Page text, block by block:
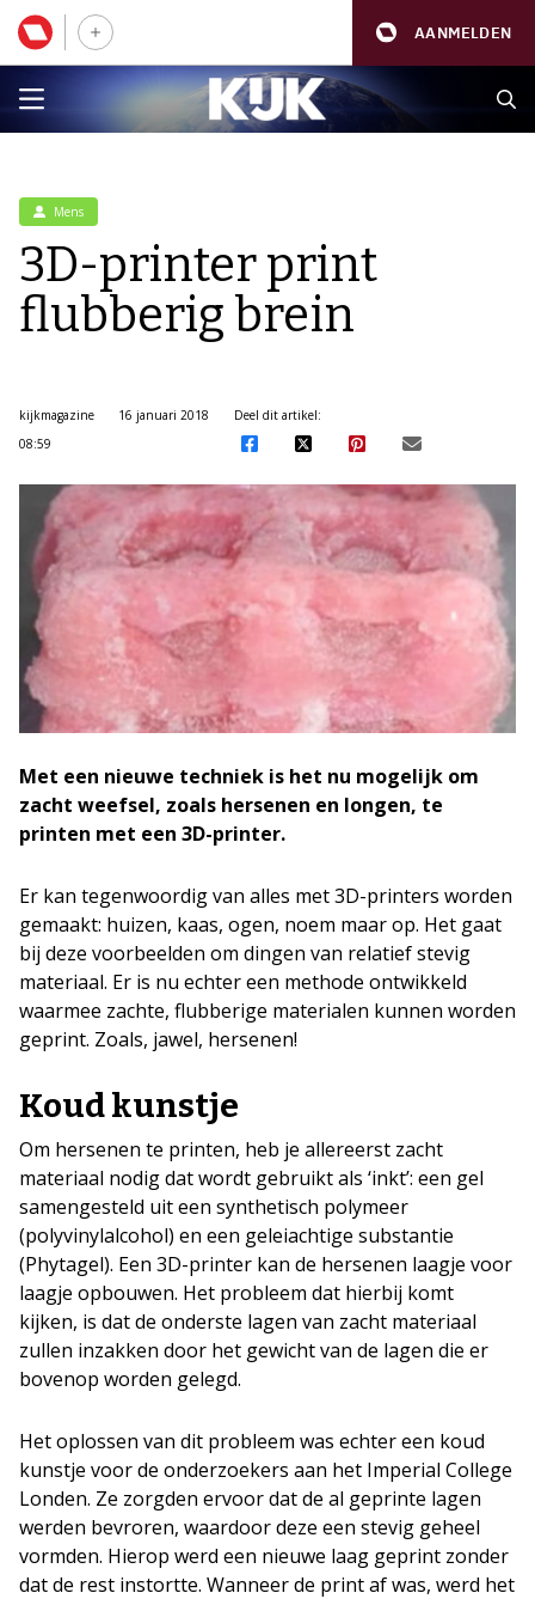
AANMELDEN
Mens
3D-printer print
flubberig brein
kijkmagazine
16 januari 2018
08:59
Deel dit artikel:
Met een nieuwe techniek is het nu mogelijk om
zacht weefsel, zoals hersenen en longen, te
printen met een 3D-printer.
Er kan tegenwoordig van alles met 3D-printers worden
gemaakt: huizen, kaas, ogen, noem maar op. Het gaat
bij deze voorbeelden om dingen van relatief stevig
materiaal. Er is nu echter een methode ontwikkeld
waarmee zachte, flubberige materialen kunnen worden
geprint. Zoals, jawel, hersenen!
Koud kunstje
Om hersenen te printen, heb je allereerst zacht
materiaal nodig dat wordt gebruikt als ‘inkt’: een gel
samengesteld uit een synthetisch polymeer
(polyvinylalcohol) en een geleiachtige substantie
(Phytagel). Een 3D-printer kan de hersenen laagje voor
laagje opbouwen. Het probleem dat hierbij komt
kijken, is dat de onderste lagen van zacht materiaal
zullen inzakken door het gewicht van de lagen die er
bovenop worden gelegd.
Het oplossen van dit probleem was echter een koud
kunstje voor de onderzoekers aan het Imperial College
Londen. Ze zorgden ervoor dat de al geprinte lagen
werden bevroren, waardoor deze een stevig geheel
vormden. Hierop werd een nieuwe laag geprint zonder
dat de rest instortte. Wanneer de print af was, werd het